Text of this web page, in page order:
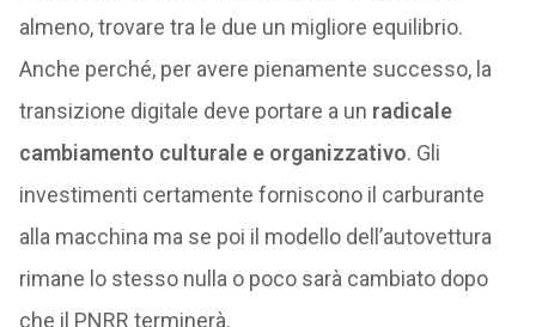
almeno, trovare tra le due un migliore equilibrio.
Anche perché, per avere pienamente successo, la
transizione digitale deve portare a un radicale
cambiamento culturale e organizzativo. Gli
investimenti certamente forniscono il carburante
alla macchina ma se poi il modello dell’autovettura
rimane lo stesso nulla o poco sarà cambiato dopo
che il PNRR terminerà.